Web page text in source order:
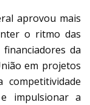
aprovou mais
o ritmo das
da
em projetos
impulsionar a